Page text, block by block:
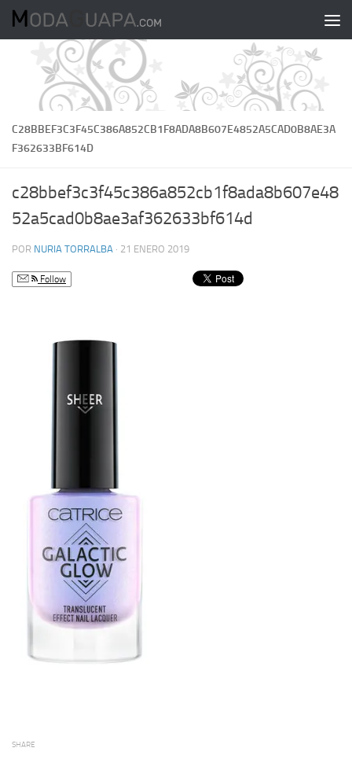
Saltar al contenido
C28BBEF3C3F45C386A852CB1F8ADA8B607E4852A5CAD0B8AE3A
F362633BF614D
c28bbef3c3f45c386a852cb1f8ada8b607e48
52a5cad0b8ae3af362633bf614d
POR NURIA TORRALBA · 21 ENERO 2019
Follow
SHARE